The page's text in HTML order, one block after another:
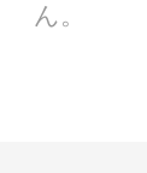
ん。